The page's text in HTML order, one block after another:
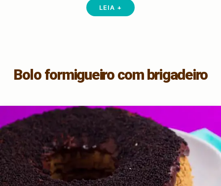
LEIA +
Bolo formigueiro com brigadeiro